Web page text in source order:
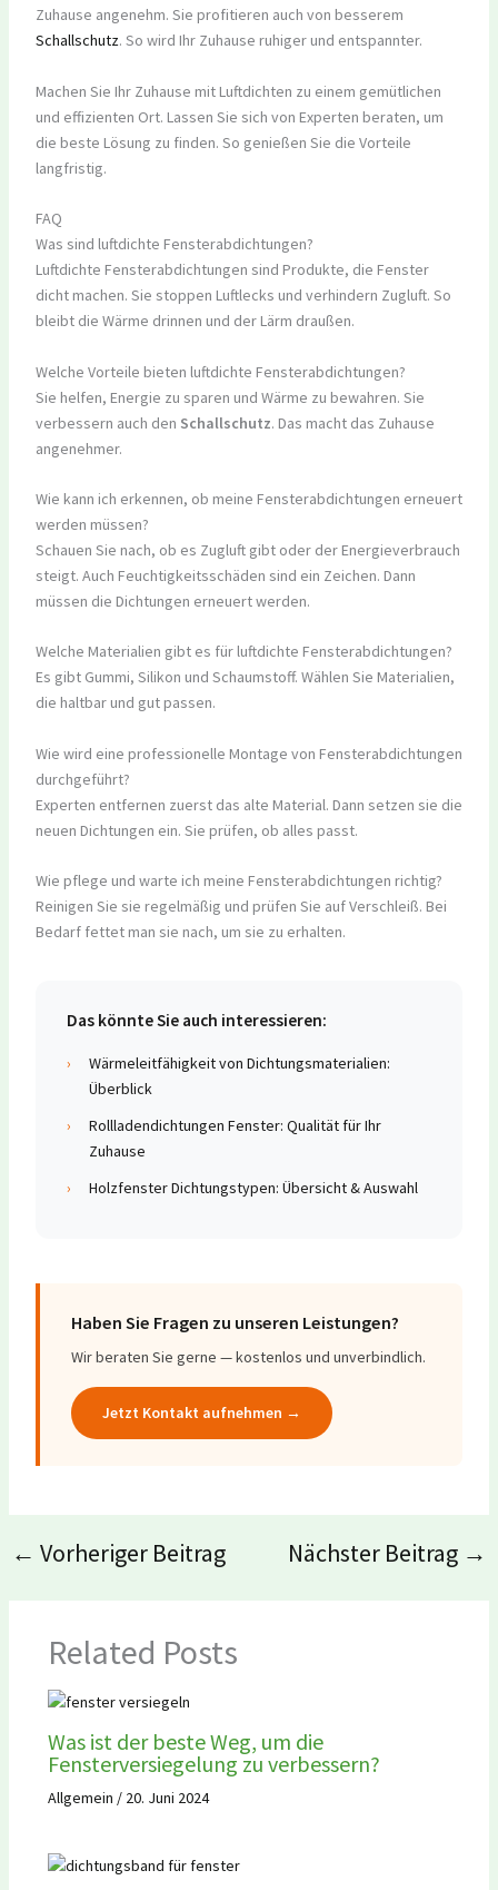
Zuhause angenehm. Sie profitieren auch von besserem
Schallschutz. So wird Ihr Zuhause ruhiger und entspannter.
Machen Sie Ihr Zuhause mit Luftdichten zu einem gemütlichen
und effizienten Ort. Lassen Sie sich von Experten beraten, um
die beste Lösung zu finden. So genießen Sie die Vorteile
langfristig.
FAQ
Was sind luftdichte Fensterabdichtungen?
Luftdichte Fensterabdichtungen sind Produkte, die Fenster
dicht machen. Sie stoppen Luftlecks und verhindern Zugluft. So
bleibt die Wärme drinnen und der Lärm draußen.
Welche Vorteile bieten luftdichte Fensterabdichtungen?
Sie helfen, Energie zu sparen und Wärme zu bewahren. Sie
verbessern auch den Schallschutz. Das macht das Zuhause
angenehmer.
Wie kann ich erkennen, ob meine Fensterabdichtungen erneuert
werden müssen?
Schauen Sie nach, ob es Zugluft gibt oder der Energieverbrauch
steigt. Auch Feuchtigkeitsschäden sind ein Zeichen. Dann
müssen die Dichtungen erneuert werden.
Welche Materialien gibt es für luftdichte Fensterabdichtungen?
Es gibt Gummi, Silikon und Schaumstoff. Wählen Sie Materialien,
die haltbar und gut passen.
Wie wird eine professionelle Montage von Fensterabdichtungen
durchgeführt?
Experten entfernen zuerst das alte Material. Dann setzen sie die
neuen Dichtungen ein. Sie prüfen, ob alles passt.
Wie pflege und warte ich meine Fensterabdichtungen richtig?
Reinigen Sie sie regelmäßig und prüfen Sie auf Verschleiß. Bei
Bedarf fettet man sie nach, um sie zu erhalten.
Das könnte Sie auch interessieren:
›
Wärmeleitfähigkeit von Dichtungsmaterialien:
Überblick
›
Rollladendichtungen Fenster: Qualität für Ihr
Zuhause
›
Holzfenster Dichtungstypen: Übersicht & Auswahl
Haben Sie Fragen zu unseren Leistungen?
Wir beraten Sie gerne — kostenlos und unverbindlich.
Jetzt Kontakt aufnehmen →
← Vorheriger Beitrag Nächster Beitrag →
Related Posts
Was ist der beste Weg, um die
Fensterversiegelung zu verbessern?
Allgemein / 20. Juni 2024